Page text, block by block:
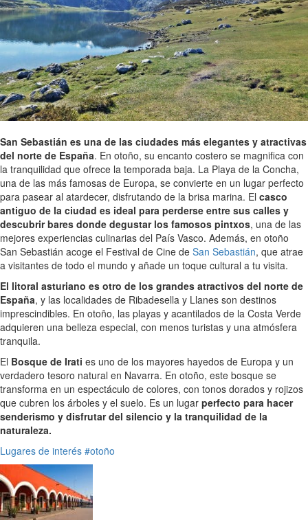
San Sebastián es una de las ciudades más elegantes y atractivas
del norte de España. En otoño, su encanto costero se magnifica con
la tranquilidad que ofrece la temporada baja. La Playa de la Concha,
una de las más famosas de Europa, se convierte en un lugar perfecto
para pasear al atardecer, disfrutando de la brisa marina. El casco
antiguo de la ciudad es ideal para perderse entre sus calles y
descubrir bares donde degustar los famosos pintxos, una de las
mejores experiencias culinarias del País Vasco. Además, en otoño
San Sebastián acoge el Festival de Cine de San Sebastián, que atrae
a visitantes de todo el mundo y añade un toque cultural a tu visita.
El litoral asturiano es otro de los grandes atractivos del norte de
España, y las localidades de Ribadesella y Llanes son destinos
imprescindibles. En otoño, las playas y acantilados de la Costa Verde
adquieren una belleza especial, con menos turistas y una atmósfera
tranquila.
El Bosque de Irati es uno de los mayores hayedos de Europa y un
verdadero tesoro natural en Navarra. En otoño, este bosque se
transforma en un espectáculo de colores, con tonos dorados y rojizos
que cubren los árboles y el suelo. Es un lugar perfecto para hacer
senderismo y disfrutar del silencio y la tranquilidad de la
naturaleza.
Lugares de interés #otoño